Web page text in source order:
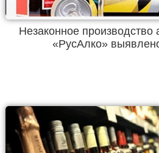
Незаконное производство
«РусАлко»